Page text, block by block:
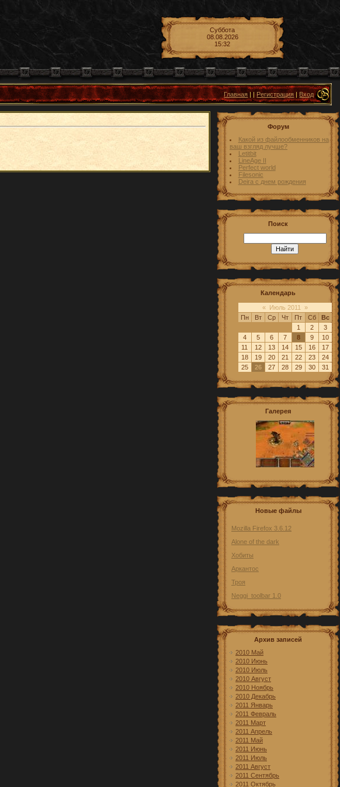
Суббота
08.08.2026
15:32
Главная | |Регистрация | Вход
Форум
Какой из файлообменников на
ваш взгляд лучше?
Letitbit
LineAge II
Perfect world
Filesonic
Deira с днем рождения
Поиск
Календарь
« Июль 2011
»
Пн
Вт Ср Чт Пт Сб
Вс
1
2
3
4
5 6 7 8 9
10
11
12 13 14 15 16
17
18
19 20 21 22 23
24
25
26 27 28 29 30 31
Галерея
Новые файлы
Mozilla Firefox 3.6.12
Alone of the dark
Хобиты
Аркантос
Троя
Neggi_toolbar 1.0
Архив записей
2010 Май
2010 Июнь
2010 Июль
2010 Август
2010 Ноябрь
2010 Декабрь
2011 Январь
2011 Февраль
2011 Март
2011 Апрель
2011 Май
2011 Июнь
2011 Июль
2011 Август
2011 Сентябрь
2011 Октябрь